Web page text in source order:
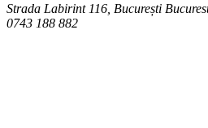
Strada Labirint 116, București
0743 188 882